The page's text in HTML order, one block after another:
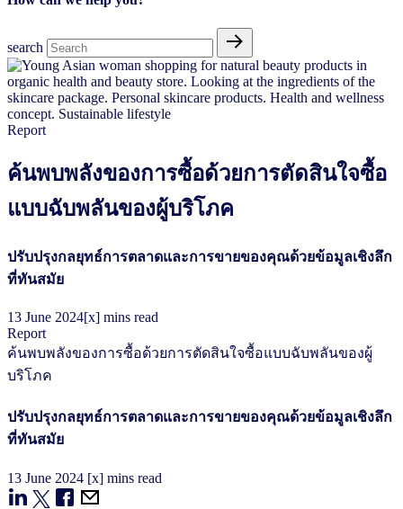
search
Report
ค้นพบพลังของการซื้อด้วยการตัดสินใจซื้อ
แบบฉับพลันของผู้บริโภค
ปรับปรุงกลยุทธ์การตลาดและการขายของคุณด้วยข้อมูลเชิงลึก
ที่ทันสมัย
13 June 2024[x] mins read
Report
ค้นพบพลังของการซื้อด้วยการตัดสินใจซื้อแบบฉับพลันของผู้
บริโภค
ปรับปรุงกลยุทธ์การตลาดและการขายของคุณด้วยข้อมูลเชิงลึก
ที่ทันสมัย
13 June 2024 [x] mins read